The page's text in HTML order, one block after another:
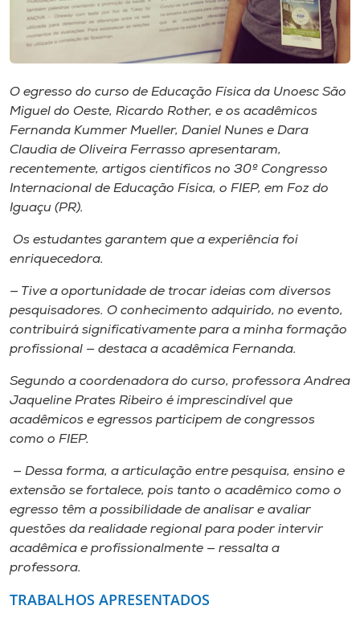
Selecione
A+
A-
O egresso do curso de Educação Física da Unoesc São
Miguel do Oeste, Ricardo Rother, e os acadêmicos
Fernanda Kummer Mueller, Daniel Nunes e Dara
Claudia de Oliveira Ferrasso apresentaram,
recentemente, artigos científicos no 30º Congresso
Internacional de Educação Física, o FIEP, em Foz do
Iguaçu (PR).
Os estudantes garantem que a experiência foi
enriquecedora.
— Tive a oportunidade de trocar ideias com diversos
pesquisadores. O conhecimento adquirido, no evento,
contribuirá significativamente para a minha formação
profissional — destaca a acadêmica Fernanda.
Segundo a coordenadora do curso, professora Andrea
Jaqueline Prates Ribeiro é imprescindível que
acadêmicos e egressos participem de congressos
como o FIEP.
— Dessa forma, a articulação entre pesquisa, ensino e
extensão se fortalece, pois tanto o acadêmico como o
egresso têm a possibilidade de analisar e avaliar
questões da realidade regional para poder intervir
acadêmica e profissionalmente — ressalta a
professora.
TRABALHOS APRESENTADOS